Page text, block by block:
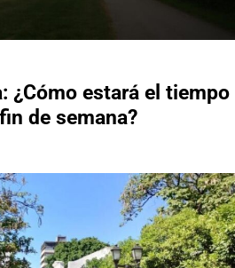
¿Cómo estará el tiempo
de semana?